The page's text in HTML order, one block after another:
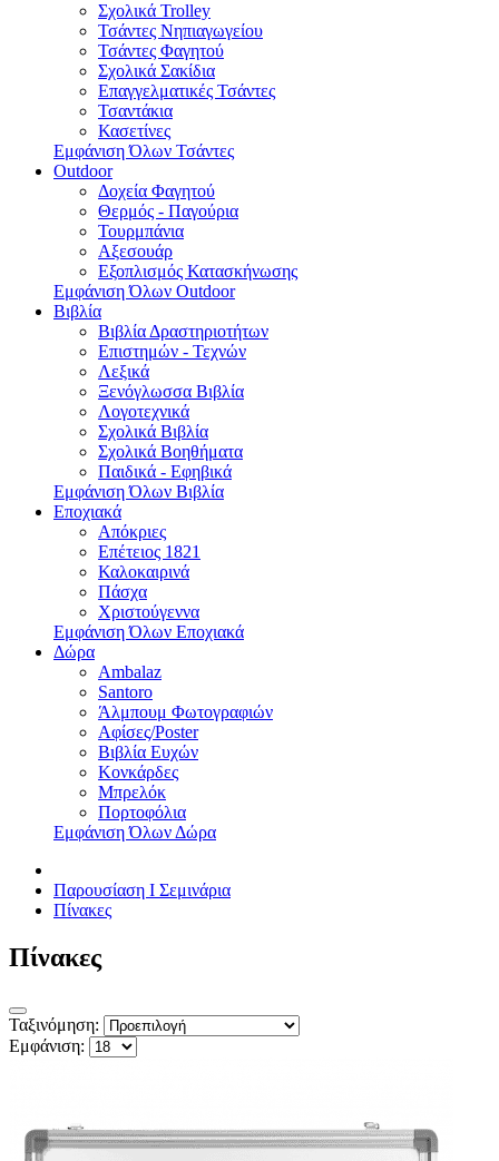
Σχολικά Trolley
Τσάντες Νηπιαγωγείου
Τσάντες Φαγητού
Σχολικά Σακίδια
Επαγγελματικές Τσάντες
Τσαντάκια
Κασετίνες
Εμφάνιση Όλων Τσάντες
Outdoor
Δοχεία Φαγητού
Θερμός - Παγούρια
Τουρμπάνια
Αξεσουάρ
Εξοπλισμός Κατασκήνωσης
Εμφάνιση Όλων Outdoor
Βιβλία
Βιβλία Δραστηριοτήτων
Επιστημών - Τεχνών
Λεξικά
Ξενόγλωσσα Βιβλία
Λογοτεχνικά
Σχολικά Βιβλία
Σχολικά Βοηθήματα
Παιδικά - Εφηβικά
Εμφάνιση Όλων Βιβλία
Εποχιακά
Απόκριες
Επέτειος 1821
Καλοκαιρινά
Πάσχα
Χριστούγεννα
Εμφάνιση Όλων Εποχιακά
Δώρα
Ambalaz
Santoro
Άλμπουμ Φωτογραφιών
Αφίσες/Poster
Βιβλία Ευχών
Κονκάρδες
Μπρελόκ
Πορτοφόλια
Εμφάνιση Όλων Δώρα
Παρουσίαση I Σεμινάρια
Πίνακες
Πίνακες
Ταξινόμηση:
Εμφάνιση: